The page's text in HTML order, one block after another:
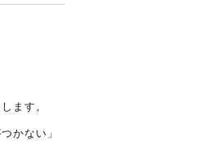
ます。
かない」